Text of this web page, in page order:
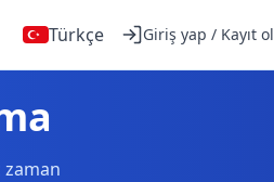
Türkçe Giriş yap / Kayıt ol
zaman